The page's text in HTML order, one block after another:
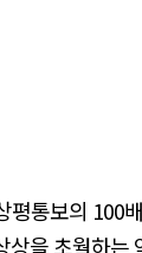
평통보의 100
상을 초월하는